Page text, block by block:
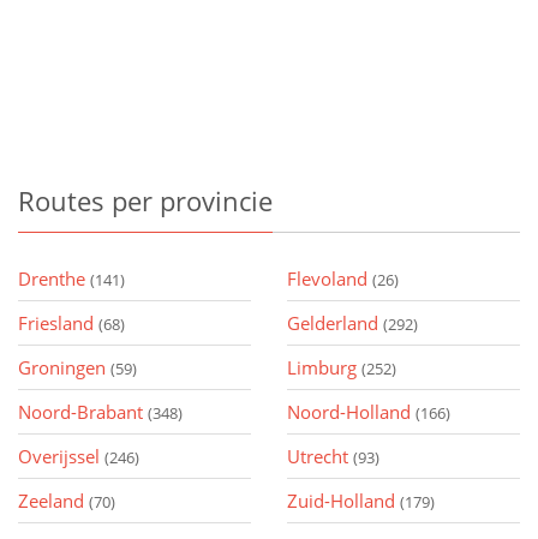
Routes per provincie
Drenthe (141) Flevoland (26)
Friesland (68) Gelderland (292)
Groningen (59) Limburg (252)
Noord-Brabant (348) Noord-Holland (166)
Overijssel (246) Utrecht (93)
Zeeland (70) Zuid-Holland (179)